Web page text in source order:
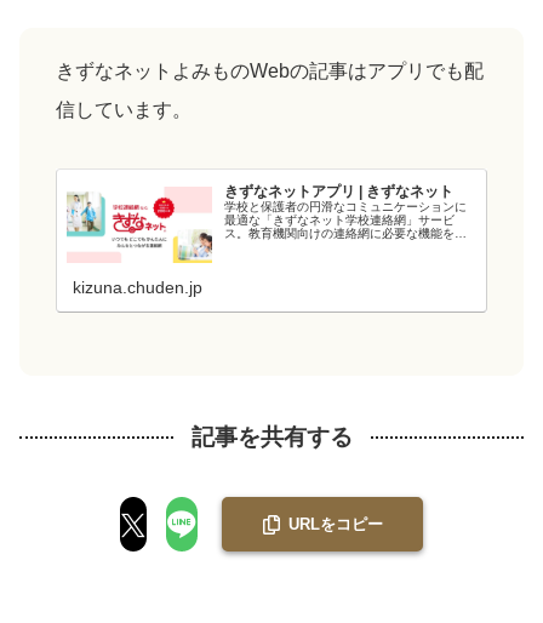
きずなネットよみものWebの記事はアプリでも配
信しています。
きずなネットアプリ | きずなネット
学校と保護者の円滑なコミュニケーションに
最適な「きずなネット学校連絡網」サービ
ス。教育機関向けの連絡網に必要な機能を備
kizuna.chuden.jp
記事を共有する
URLをコピー